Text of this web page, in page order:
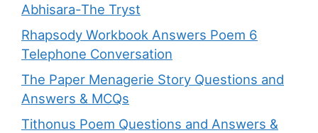
Abhisara-The Tryst
Rhapsody Workbook Answers Poem 6
Telephone Conversation
The Paper Menagerie Story Questions and
Answers & MCQs
Tithonus Poem Questions and Answers &